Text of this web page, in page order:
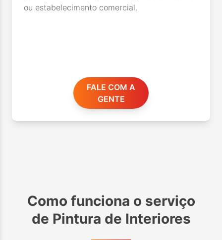
ou estabelecimento comercial.
FALE COM A
GENTE
Como funciona o serviço
de Pintura de Interiores